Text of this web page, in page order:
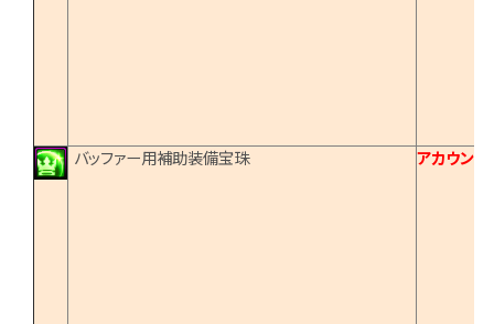
バッファー用補助装備宝珠 アカウント